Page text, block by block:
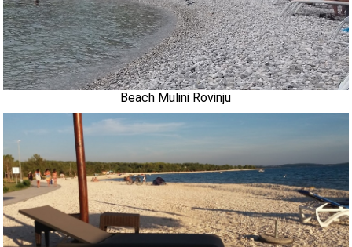
Beach Mulini Rovinju